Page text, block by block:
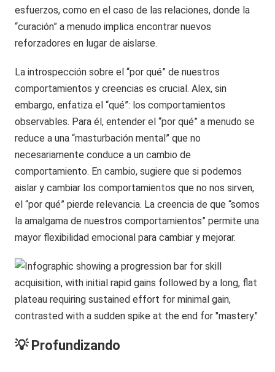
esfuerzos, como en el caso de las relaciones, donde la
“curación” a menudo implica encontrar nuevos
reforzadores en lugar de aislarse.
La introspección sobre el “por qué” de nuestros
comportamientos y creencias es crucial. Alex, sin
embargo, enfatiza el “qué”: los comportamientos
observables. Para él, entender el “por qué” a menudo se
reduce a una “masturbación mental” que no
necesariamente conduce a un cambio de
comportamiento. En cambio, sugiere que si podemos
aislar y cambiar los comportamientos que no nos sirven,
el “por qué” pierde relevancia. La creencia de que “somos
la amalgama de nuestros comportamientos” permite una
mayor flexibilidad emocional para cambiar y mejorar.
💡 Profundizando